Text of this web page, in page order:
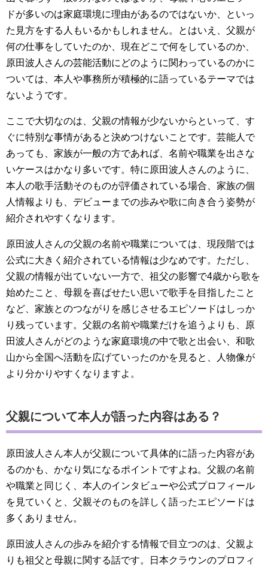
ドが多いのは家庭環境に理由があるのではないか、といっ
た見方をする人もいるかもしれません。とはいえ、父親が
何の仕事をしていたのか、現在どこで何をしているのか、
原田波人さんの芸能活動にどのように関わっているのかに
ついては、本人や事務所が積極的に語っているテーマでは
ないようです。
ここで大切なのは、父親の情報が少ないからといって、す
ぐに特別な事情があると決めつけないことです。芸能人で
あっても、家族が一般の方であれば、名前や職業を出さな
いケースはかなり多いです。特に原田波人さんのように、
本人の歌手活動そのものが評価されている場合、家族の個
人情報よりも、デビューまでの歩みや歌に向き合う姿勢が
紹介されやすくなります。
原田波人さんの父親の名前や職業については、現段階では
公式に大きく紹介されている情報は少なめです。ただし、
父親の情報が出ていない一方で、祖父の影響で4歳から歌を
始めたこと、母親を喜ばせたい思いで歌手を目指したこと
など、家族とのつながりを感じさせるエピソードはしっか
り残っています。父親の名前や職業だけを追うよりも、原
田波人さんがどのような家庭環境の中で歌と出会い、和歌
山から全国へ活動を広げていったのかを見ると、人物像が
より分かりやすくなりますよ。
父親について本人が語った内容はある？
原田波人さん本人が父親について具体的に語った内容があ
るのかも、かなり気になるポイントですよね。父親の名前
や職業と同じく、本人のインタビューや公式プロフィール
を見ていくと、父親そのものを詳しく語ったエピソードは
多くありません。
原田波人さんの歩みを紹介する情報で目立つのは、父親よ
りも祖父と母親に関する話です。日本クラウンのプロフィ